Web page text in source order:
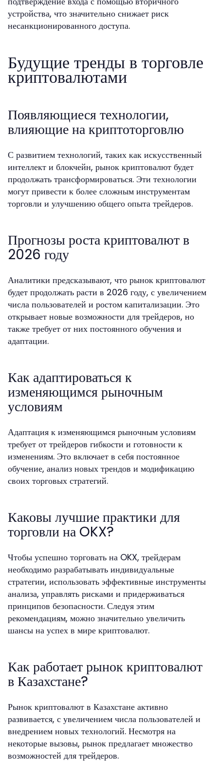
устройства, что значительно снижает риск
несанкционированного доступа.
Будущие тренды в торговле
криптовалютами
Появляющиеся технологии,
влияющие на криптоторговлю
С развитием технологий, таких как искусственный
интеллект и блокчейн, рынок криптовалют будет
продолжать трансформироваться. Эти технологии
могут привести к более сложным инструментам
торговли и улучшению общего опыта трейдеров.
Прогнозы роста криптовалют в
2026 году
Аналитики предсказывают, что рынок криптовалют
будет продолжать расти в 2026 году, с увеличением
числа пользователей и ростом капитализации. Это
открывает новые возможности для трейдеров, но
также требует от них постоянного обучения и
адаптации.
Как адаптироваться к
изменяющимся рыночным
условиям
Адаптация к изменяющимся рыночным условиям
требует от трейдеров гибкости и готовности к
изменениям. Это включает в себя постоянное
обучение, анализ новых трендов и модификацию
своих торговых стратегий.
Каковы лучшие практики для
торговли на OKX?
Чтобы успешно торговать на OKX, трейдерам
необходимо разрабатывать индивидуальные
стратегии, использовать эффективные инструменты
анализа, управлять рисками и придерживаться
принципов безопасности. Следуя этим
рекомендациям, можно значительно увеличить
шансы на успех в мире криптовалют.
Как работает рынок криптовалют
в Казахстане?
Рынок криптовалют в Казахстане активно
развивается, с увеличением числа пользователей и
внедрением новых технологий. Несмотря на
некоторые вызовы, рынок предлагает множество
возможностей для трейдеров.